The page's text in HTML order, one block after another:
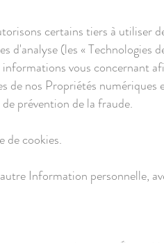
certains tiers à utiliser
d'analyse (les « Technologies
vous concernant
nos Propriétés numériques
prévention de la fraude.
de cookies.
Information personnelle,